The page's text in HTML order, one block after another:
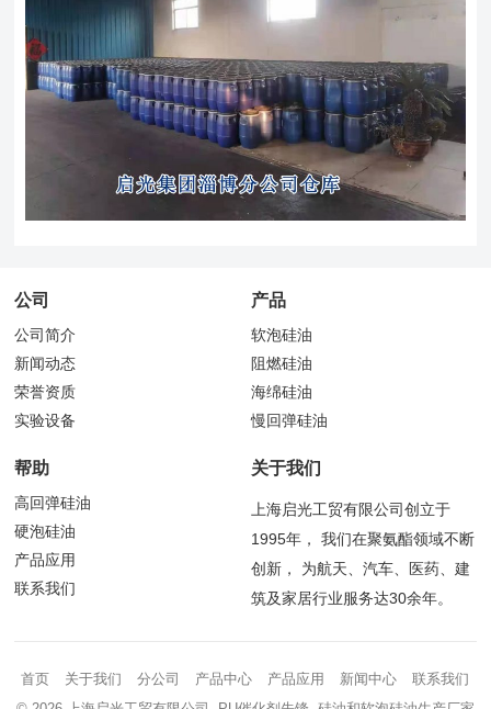
公司
公司简介
新闻动态
荣誉资质
实验设备
产品
软泡硅油
阻燃硅油
海绵硅油
慢回弹硅油
帮助
高回弹硅油
硬泡硅油
产品应用
联系我们
关于我们
上海启光工贸有限公司创立于
1995年， 我们在聚氨酯领域不断
创新， 为航天、汽车、医药、建
筑及家居行业服务达30余年。
首页 关于我们 分公司 产品中心 产品应用 新闻中心
联系我们